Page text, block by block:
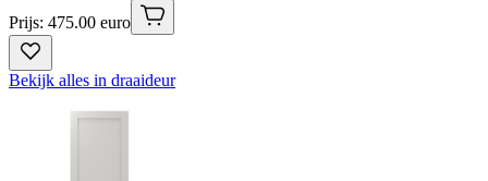
Prijs: 475.00 euro
Bekijk alles in draaideur